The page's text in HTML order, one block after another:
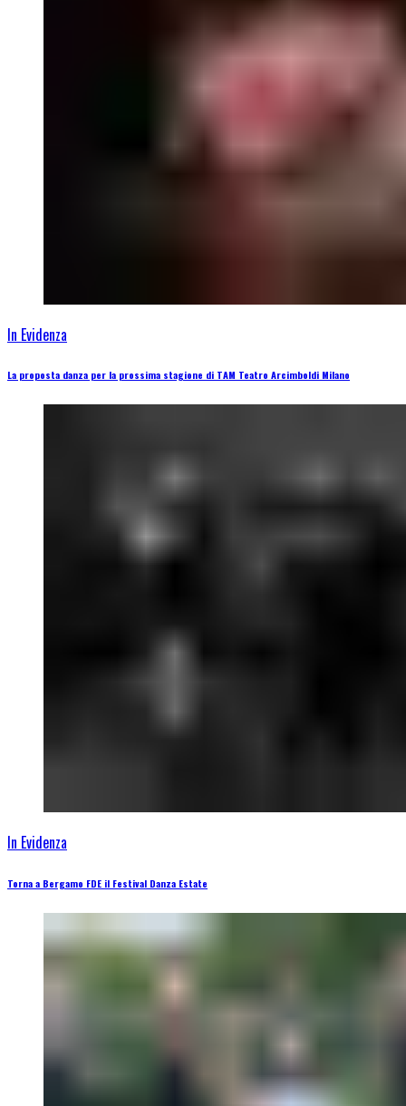
In Evidenza
La proposta danza per la prossima stagione di TAM Teatro Arcimboldi Milano
In Evidenza
Torna a Bergamo FDE il Festival Danza Estate